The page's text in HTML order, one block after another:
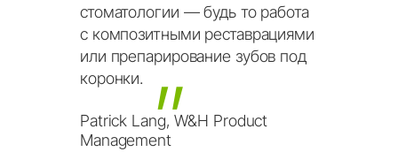
стоматологии — будь то работа
с композитными реставрациями
или препарирование зубов под
коронки.
Patrick Lang, W&H Product
Management